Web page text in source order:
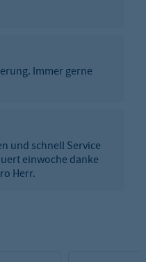
Immer gerne
und schnell Service
einwoche danke
Herr.